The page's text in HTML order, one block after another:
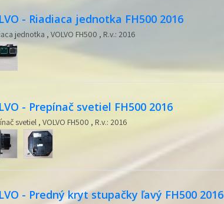
- Riadiaca jednotka FH500 2016
jednotka , VOLVO FH500 , R.v.: 2016
- Prepínač svetiel FH500 2016
svetiel , VOLVO FH500 , R.v.: 2016
- Predný kryt stupačky ľavý FH500 2016